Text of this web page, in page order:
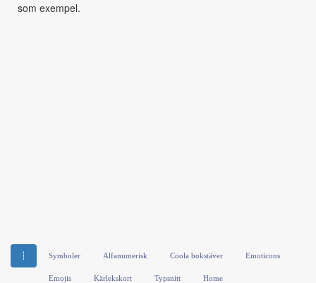
som exempel.
┆ Symboler Alfanumerisk Coola bokstäver Emoticons
Emojis Kärlekskort Typsnitt Home